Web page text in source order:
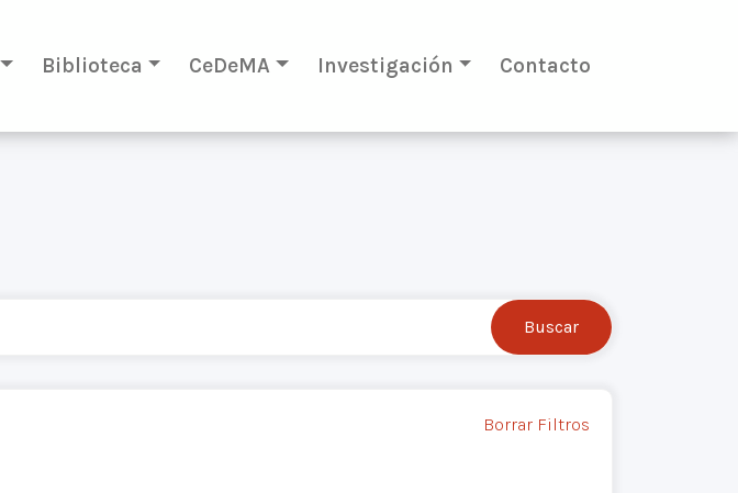
Biblioteca CeDeMA Investigación Contacto
Borrar Filtros